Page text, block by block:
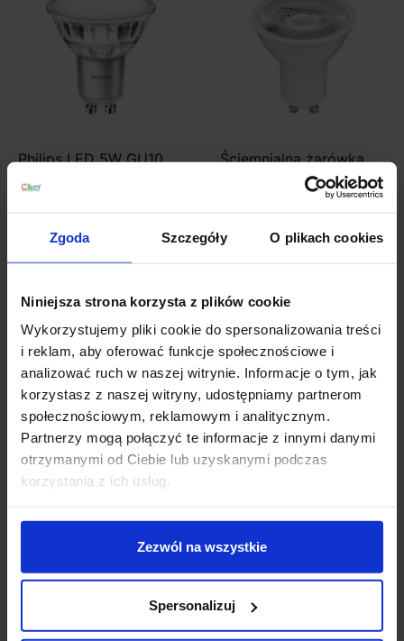
Zgoda Szczegóły O plikach cookies
Niniejsza strona korzysta z plików cookie
Wykorzystujemy pliki cookie do spersonalizowania treści
i reklam, aby oferować funkcje społecznościowe i
analizować ruch w naszej witrynie. Informacje o tym, jak
korzystasz z naszej witryny, udostępniamy partnerom
społecznościowym, reklamowym i analitycznym.
Partnerzy mogą połączyć te informacje z innymi danymi
otrzymanymi od Ciebie lub uzyskanymi podczas
korzystania z ich usług.
Zezwól na wszystkie
Spersonalizuj
Philips LED 5W GU10
27,99 zł
Zobacz szczegóły
Ściemnialna żarówka
LED GU10 barwa
2200K, 3000K, 4000K
19,99 zł
Zobacz szczegóły
LED Osram Gu10 5,5W
biała ciepła, naturalna
35,67 zł
Zobacz szczegóły
Promocja
468,63 zł 421,77 zł
Zobacz szczegóły